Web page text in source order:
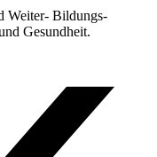
Weiter- Bildungs-
Gesundheit.